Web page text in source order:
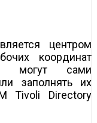
центром
координат
могут сами
заполнять их
Tivoli Directory